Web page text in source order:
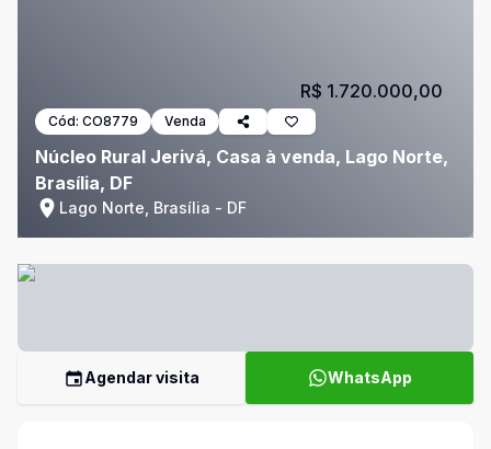
Cód: CO8779 Venda
Núcleo Rural Jerivá, Casa à venda, Lago Norte,
Brasília, DF
Lago Norte, Brasília - DF
R$ 1.720.000,00
Agendar visita WhatsApp